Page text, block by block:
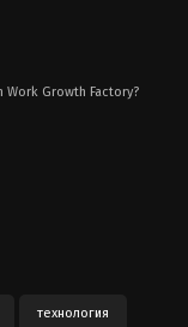
Work Growth Factory?
технология